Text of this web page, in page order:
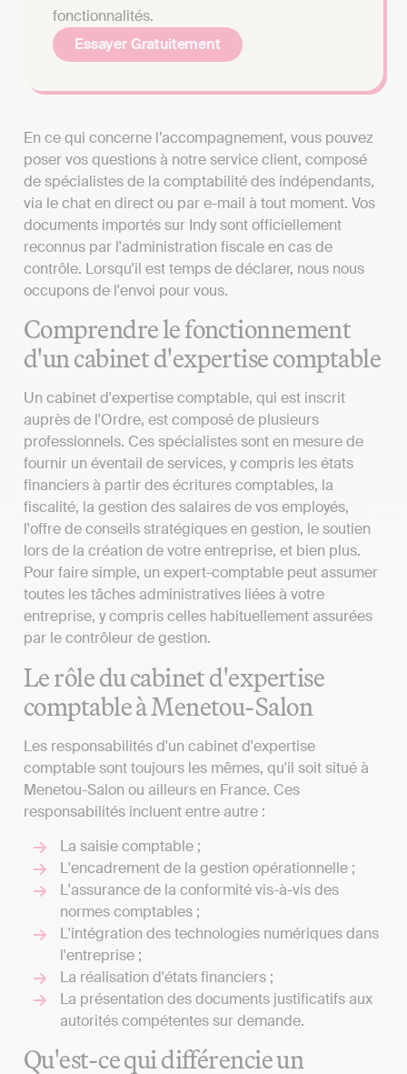
fonctionnalités.
Essayer Gratuitement
En ce qui concerne l’accompagnement, vous pouvez
poser vos questions à notre service client, composé
de spécialistes de la comptabilité des indépendants,
via le chat en direct ou par e-mail à tout moment. Vos
documents importés sur Indy sont officiellement
reconnus par l'administration fiscale en cas de
contrôle. Lorsqu'il est temps de déclarer, nous nous
occupons de l'envoi pour vous.
Comprendre le fonctionnement
d'un cabinet d'expertise comptable
Un cabinet d'expertise comptable, qui est inscrit
auprès de l'Ordre, est composé de plusieurs
professionnels. Ces spécialistes sont en mesure de
fournir un éventail de services, y compris les états
financiers à partir des écritures comptables, la
fiscalité, la gestion des salaires de vos employés,
l'offre de conseils stratégiques en gestion, le soutien
lors de la création de votre entreprise, et bien plus.
Pour faire simple, un expert-comptable peut assumer
toutes les tâches administratives liées à votre
entreprise, y compris celles habituellement assurées
par le contrôleur de gestion.
Le rôle du cabinet d'expertise
comptable à Menetou-Salon
Les responsabilités d'un cabinet d'expertise
comptable sont toujours les mêmes, qu'il soit situé à
Menetou-Salon ou ailleurs en France. Ces
responsabilités incluent entre autre :
La saisie comptable ;
L'encadrement de la gestion opérationnelle ;
L'assurance de la conformité vis-à-vis des
normes comptables ;
L'intégration des technologies numériques dans
l'entreprise ;
La réalisation d'états financiers ;
La présentation des documents justificatifs aux
autorités compétentes sur demande.
Qu'est-ce qui différencie un